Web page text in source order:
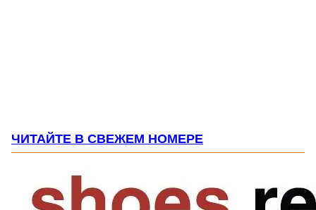
ЧИТАЙТЕ В СВЕЖЕМ НОМЕРЕ